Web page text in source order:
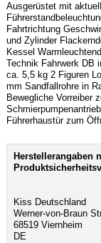
Ausgerüstet mit
Fahrtrichtung
und Zylinder
Kessel
Technik Fahrwerk DB
ca. 5,5 kg 2 Figuren
mm Sandfallrohre in
Bewegliche Vorreiber
Führerhaustür zum
Herstellerangaben
Kiss Deutschland
Werner-von-Braun
68519 Viernheim
DE